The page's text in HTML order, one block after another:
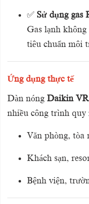
✅ Sử dụng gas
Gas lạnh không
tiêu chuẩn môi
Ứng dụng thực tế
Dàn nóng Daikin
nhiều công trình quy
Văn phòng, tòa
Khách sạn,
Bệnh viện,